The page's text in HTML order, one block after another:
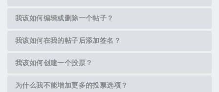
我该如何编辑或删除一个帖子？
我该如何在我的帖子后添加签名？
我该如何创建一个投票？
为什么我不能增加更多的投票选项？